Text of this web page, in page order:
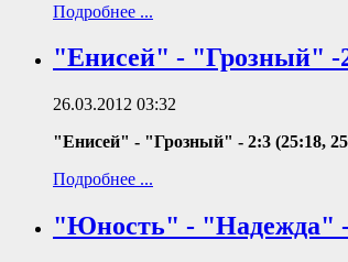
Подробнее ...
"Енисей" - "Грозный" -
26.03.2012 03:32
"Енисей" - "Грозный" - 2:3 (25:18,
Подробнее ...
"Юность" - "Надежда"